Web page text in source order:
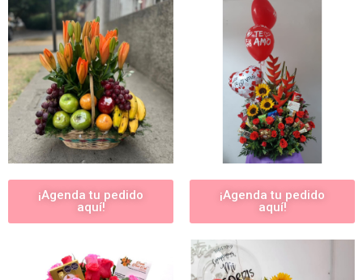
¡Agenda tu pedido
aquí!
¡Agenda tu pedido
aquí!